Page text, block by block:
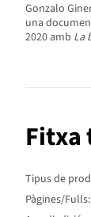
Gonzalo
una
2020 amb La
Fitxa
Tipus de
Pàgines/Fulls: